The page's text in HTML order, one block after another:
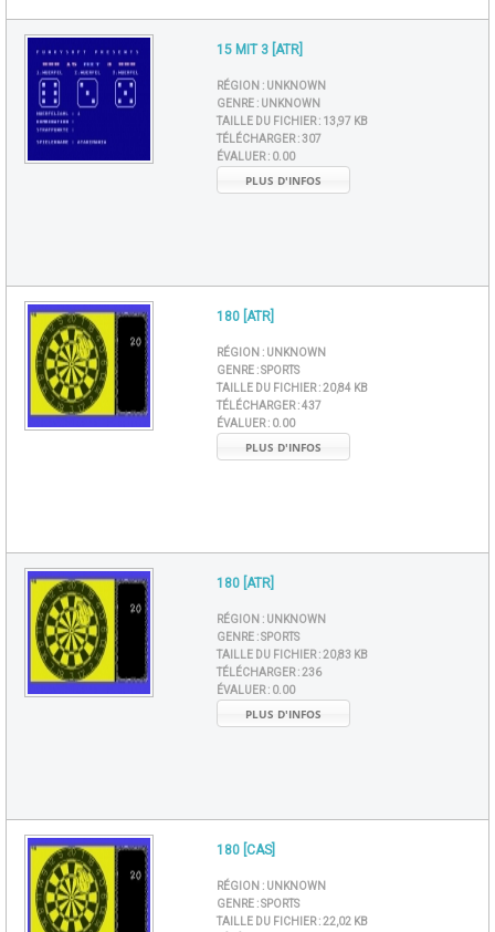
15 MIT 3 [ATR]
RÉGION : UNKNOWN
GENRE : UNKNOWN
TAILLE DU FICHIER : 13,97 KB
TÉLÉCHARGER :307
ÉVALUER : 0.00
PLUS D'INFOS
180 [ATR]
RÉGION : UNKNOWN
GENRE :SPORTS
TAILLE DU FICHIER :20,84 KB
TÉLÉCHARGER :437
ÉVALUER : 0.00
PLUS D'INFOS
180 [ATR]
RÉGION : UNKNOWN
GENRE :SPORTS
TAILLE DU FICHIER :20,83 KB
TÉLÉCHARGER :236
ÉVALUER : 0.00
PLUS D'INFOS
180 [CAS]
RÉGION : UNKNOWN
GENRE :SPORTS
TAILLE DU FICHIER :22,02 KB